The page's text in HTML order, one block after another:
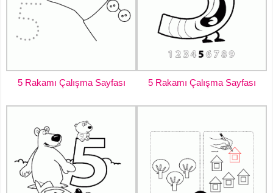
5 Rakamı Çalışma Sayfası 5 Rakamı Çalışma Sayfası